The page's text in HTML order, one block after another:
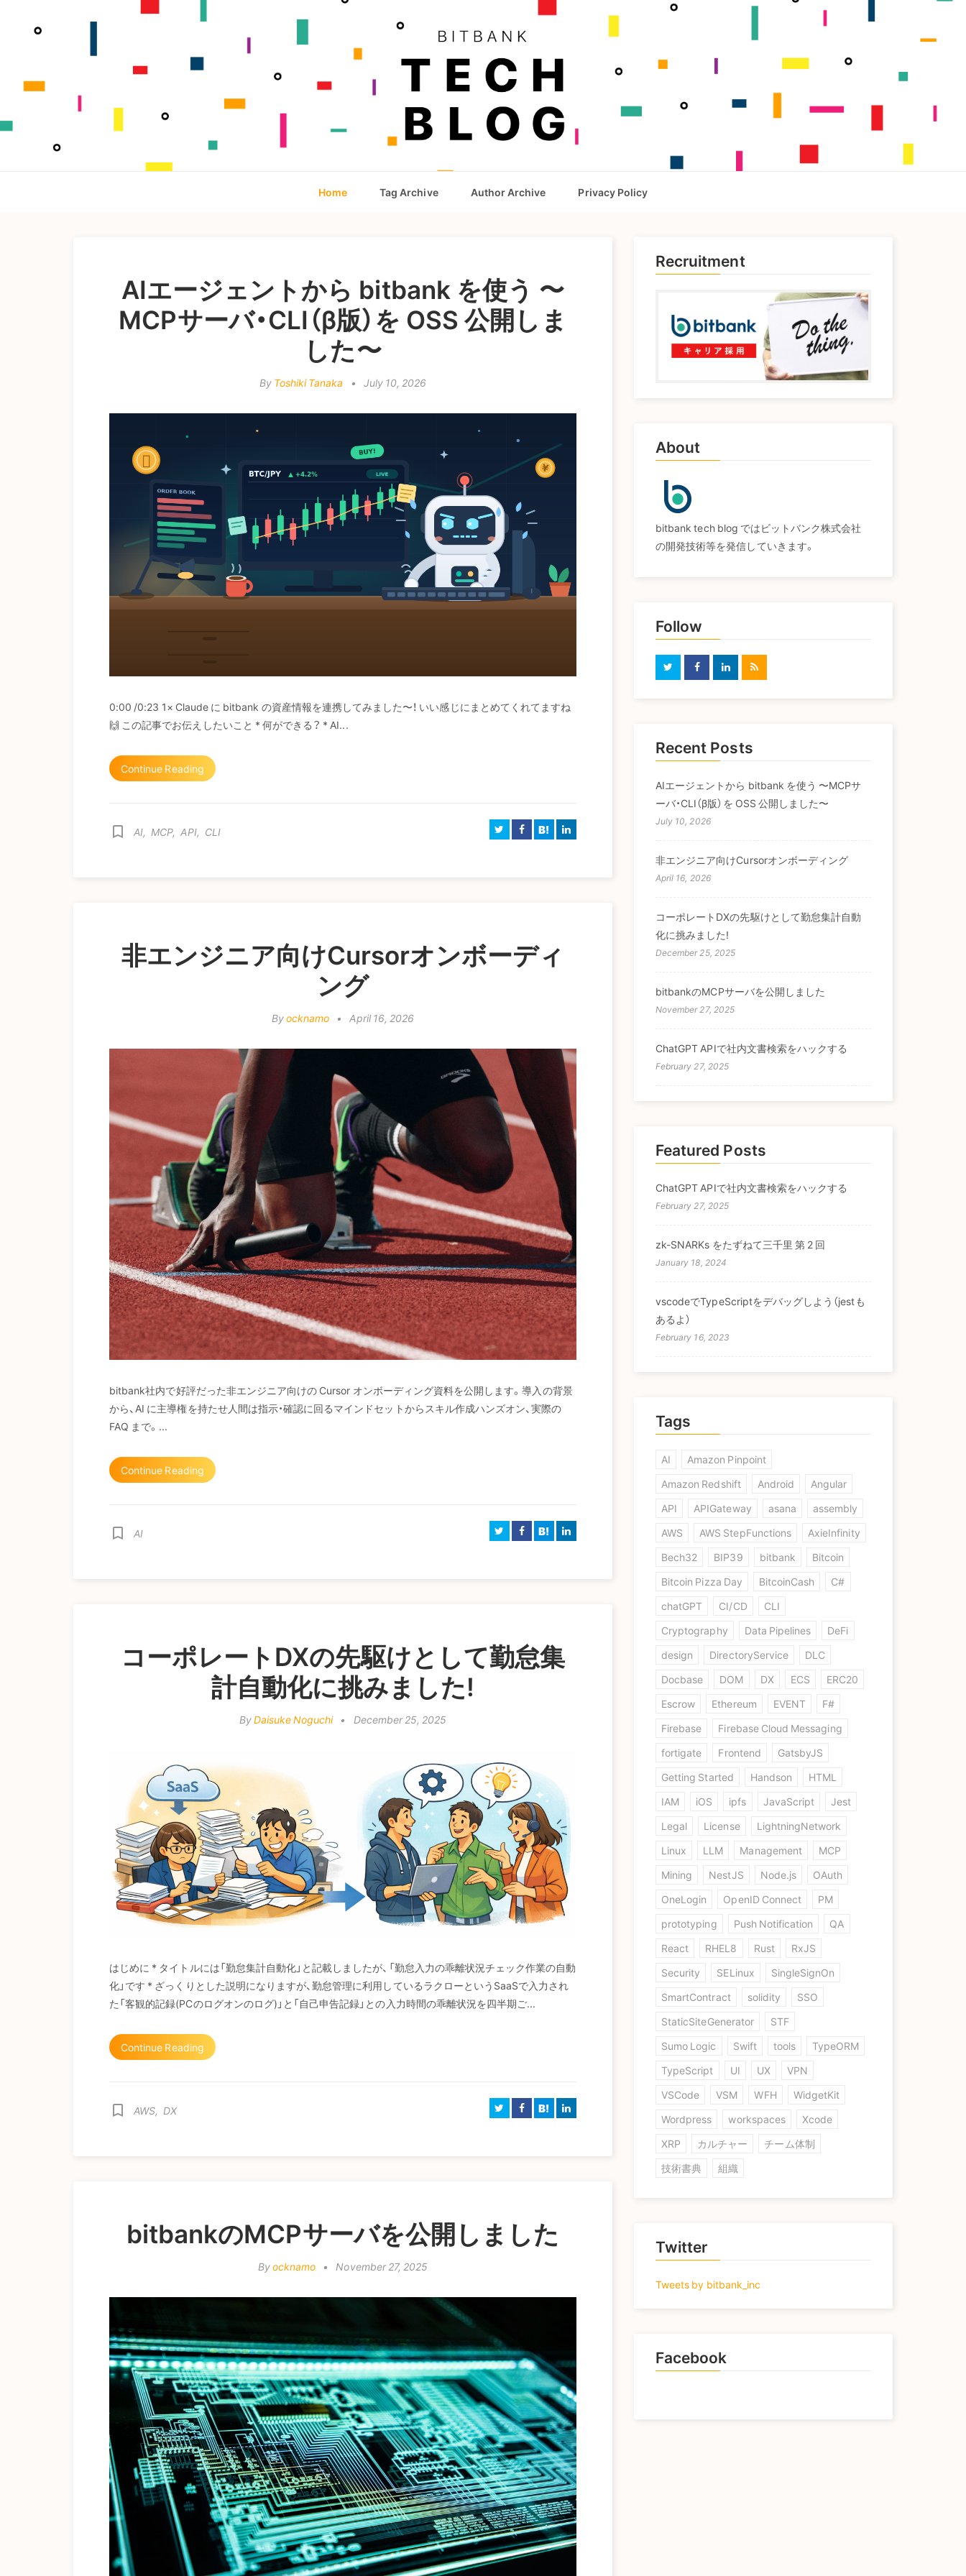
Home Tag Archive Author Archive Privacy Policy
AIエージェントから bitbank を使う 〜
MCPサーバ・CLI（β版）を OSS 公開しま
した〜
By Toshiki Tanaka • July 10, 2026
0:00 /0:23 1× Claude に bitbank の資産情報を連携してみました〜！ いい感じにまとめてくれてますね
🙌 この記事でお伝えしたいこと * 何ができる？ * AI...
Continue Reading
bookmark_border AI, MCP, API, CLI B!
非エンジニア向けCursorオンボーディ
ング
Byocknamo • April 16, 2026
bitbank社内で好評だった非エンジニア向けの Cursor オンボーディング資料を公開します。導入の背景
から、AI に主導権を持たせ人間は指示・確認に回るマインドセットからスキル作成ハンズオン、実際の
FAQ まで。...
Continue Reading
bookmark_border AI B!
コーポレートDXの先駆けとして勤怠集
計自動化に挑みました!
ByDaisuke Noguchi • December 25, 2025
はじめに * タイトルには「勤怠集計自動化」と記載しましたが、「勤怠入力の乖離状況チェック作業の自動
化」です * ざっくりとした説明になりますが、勤怠管理に利用しているラクローというSaaSで入力され
た「客観的記録(PCのログオンのログ)」と「自己申告記録」との入力時間の乖離状況を四半期ご...
Continue Reading
bookmark_border AWS, DX B!
bitbankのMCPサーバを公開しました
Byocknamo • November 27, 2025
Recruitment
About
bitbank tech blog ではビットバンク株式会社
の開発技術等を発信していきます。
Follow
Recent Posts
AIエージェントから bitbank を使う 〜MCPサ
ーバ・CLI（β版）を OSS 公開しました〜
July 10, 2026
非エンジニア向けCursorオンボーディング
April 16, 2026
コーポレートDXの先駆けとして勤怠集計自動
化に挑みました!
December 25, 2025
bitbankのMCPサーバを公開しました
November 27, 2025
ChatGPT APIで社内文書検索をハックする
February 27, 2025
Featured Posts
ChatGPT APIで社内文書検索をハックする
February 27, 2025
zk-SNARKs をたずねて三千里 第 2 回
January 18, 2024
vscodeでTypeScriptをデバッグしよう（jestも
あるよ）
February 16, 2023
Tags
AI
Amazon Pinpoint
Amazon Redshift
Android
Angular
API
APIGateway asana
assembly
AWS
AWS StepFunctions
AxieInfinity
Bech32
BIP39 bitbank
Bitcoin
Bitcoin Pizza Day
BitcoinCash
C#
chatGPT
CI/CD
CLI
Cryptography
Data Pipelines
DeFi
design
DirectoryService
DLC
Docbase
DOM DX ECS
ERC20
Escrow
Ethereum EVENT
F#
Firebase
Firebase Cloud Messaging
fortigate
Frontend
GatsbyJS
Getting Started
Handson
HTML
IAM
iOS ipfs JavaScript
Jest
Legal
License
LightningNetwork
Linux
LLM Management
MCP
Mining
NestJS Node.js
OAuth
OneLogin
OpenID Connect
PM
prototyping
Push Notification
QA
React
RHEL8 Rust
RxJS
Security
SELinux
SingleSignOn
SmartContract
solidity
SSO
StaticSiteGenerator
STF
Sumo Logic
Swift tools
TypeORM
TypeScript
UI UX
VPN
VSCode
VSM WFH
WidgetKit
Wordpress
workspaces
Xcode
XRP
カルチャー
チーム体制
技術書典
組織
Twitter
Tweets by bitbank_inc
Facebook